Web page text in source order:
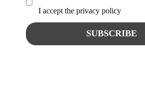
I accept the privacy policy